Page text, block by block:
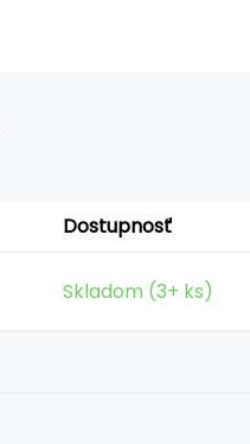
Dostupnosť
Skladom (3+ ks)